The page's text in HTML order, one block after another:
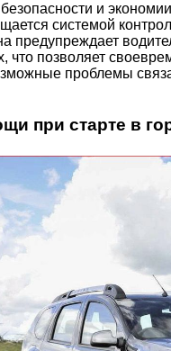
и
системой
предупреждает
что позволяет
проблемы
при старте в